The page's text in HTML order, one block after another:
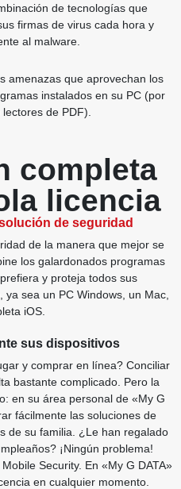
de tecnologías que
firmas de virus cada hora y
al malware.
amenazas que aprovechan los
instalados en su PC (por
de PDF).
completa
licencia
de seguridad
de la manera que mejor se
los galardonados programas
y proteja todos sus
sea un PC Windows, un Mac,
iOS.
sus dispositivos
y comprar en línea? Conciliar
bastante complicado. Pero la
en su área personal de «My G
fácilmente las soluciones de
de su familia. ¿Le han regalado
¡Ningún problema!
Security. En «My G DATA»
en cualquier momento.